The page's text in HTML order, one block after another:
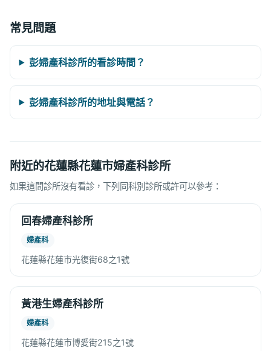
常見問題
彭婦產科診所的看診時間？
彭婦產科診所的地址與電話？
附近的花蓮縣花蓮市婦產科診所
如果這間診所沒有看診，下列同科別診所或許可以參考：
回春婦產科診所
婦產科
花蓮縣花蓮市光復街68之1號
黃港生婦產科診所
婦產科
花蓮縣花蓮市博愛街215之1號